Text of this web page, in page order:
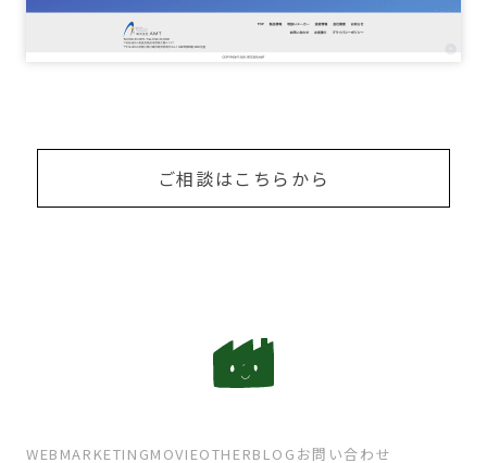
ご相談はこちらから
WEB MARKETINGMOVIEOTHERBLOG お問い合わせ